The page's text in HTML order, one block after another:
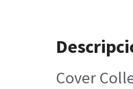
Cover